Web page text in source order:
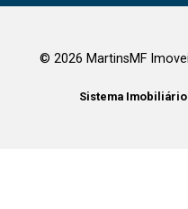
© 2026 MartinsMF
Sistema Imobiliário